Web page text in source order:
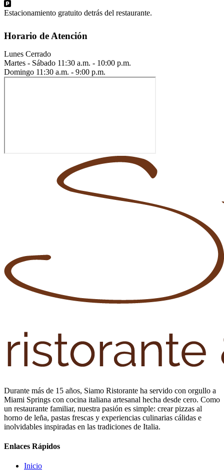
Estacionamiento gratuito detrás del restaurante.
Horario de Atención
Lunes Cerrado
Martes - Sábado 11:30 a.m. - 10:00 p.m.
Domingo 11:30 a.m. - 9:00 p.m.
Durante más de 15 años, Siamo Ristorante ha servido con orgullo a
Miami Springs con cocina italiana artesanal hecha desde cero. Como
un restaurante familiar, nuestra pasión es simple: crear pizzas al
horno de leña, pastas frescas y experiencias culinarias cálidas e
inolvidables inspiradas en las tradiciones de Italia.
Enlaces Rápidos
Inicio